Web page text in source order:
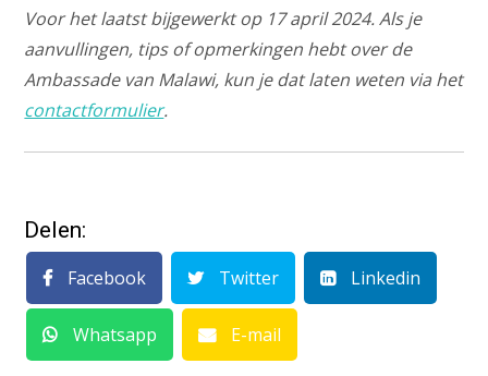
Voor het laatst bijgewerkt op 17 april 2024. Als je
aanvullingen, tips of opmerkingen hebt over de
Ambassade van Malawi, kun je dat laten weten via het
contactformulier.
Delen:
Facebook Twitter Linkedin
Whatsapp E-mail